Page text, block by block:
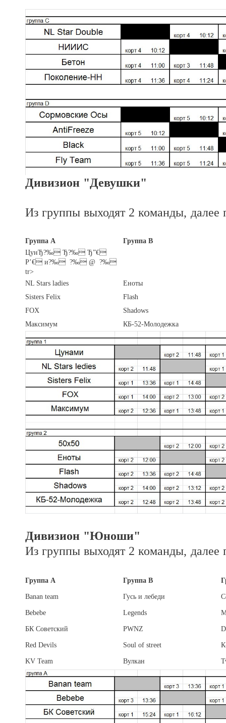
Дивизион "Девушки"
Из группы выходят 2 команды, далее
Группа А
Группа В
ЦунЂ?‰ Ђ?‰ Ђ”€
P’€ и?‰ ?‰ @ ?‰
tr>
NL Stars ladies
Еноты
Sisters Felix
Flash
FOX
Shadows
Максимум
КБ-52-Молодежка
Дивизион "Юноши"
Из группы выходят 2 команды, далее
Группа А Группа B
Banan team Гусь и лебеди
Bebebe Legends
БК Советский PWNZ
Red Devils Soul of street
KV Team Вулкан